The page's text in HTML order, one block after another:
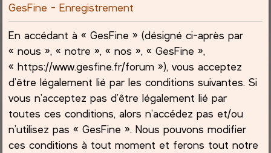
GesFine - Enregistrement
En accédant à « GesFine » (désigné ci-après par
« nous », « notre », « nos », « GesFine »,
« https://www.gesfine.fr/forum »), vous acceptez
d’être légalement lié par les conditions suivantes. Si
vous n’acceptez pas d’être légalement lié par
toutes ces conditions, alors n’accédez pas et/ou
n’utilisez pas « GesFine ». Nous pouvons modifier
ces conditions à tout moment et ferons tout notre